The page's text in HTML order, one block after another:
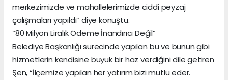
merkezimizde ve mahallelerimizde ciddi peyzaj
çalışmaları yapıldı” diye konuştu.
“80 Milyon Liralık Ödeme İnandırıcı Değil”
Belediye Başkanlığı sürecinde yapılan bu ve bunun gibi
hizmetlerin kendisine büyük bir haz verdiğini dile getiren
Şen, “İlçemize yapılan her yatırım bizi mutlu eder.